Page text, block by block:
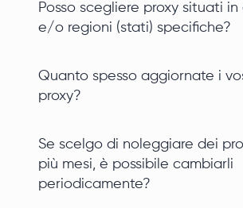
Posso scegliere proxy situati
e/o regioni (stati) specifiche?
Quanto spesso aggiornate i
proxy?
Se scelgo di noleggiare dei
più mesi, è possibile cambiarli
periodicamente?